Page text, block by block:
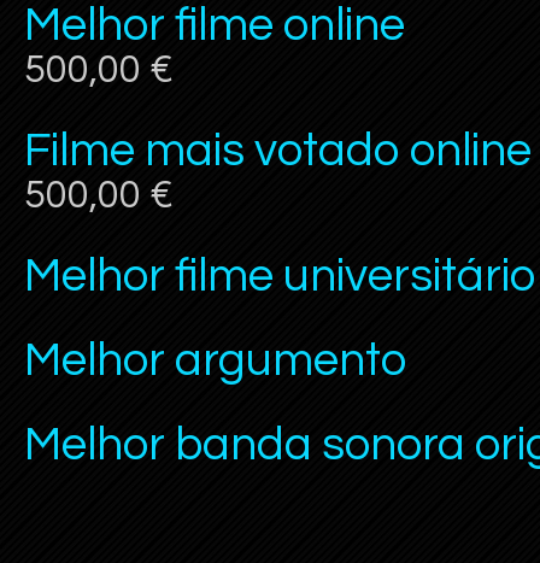
Melhor filme online
500,00 €
Filme mais votado online
500,00 €
Melhor filme universitário
Melhor argumento
Melhor banda sonora